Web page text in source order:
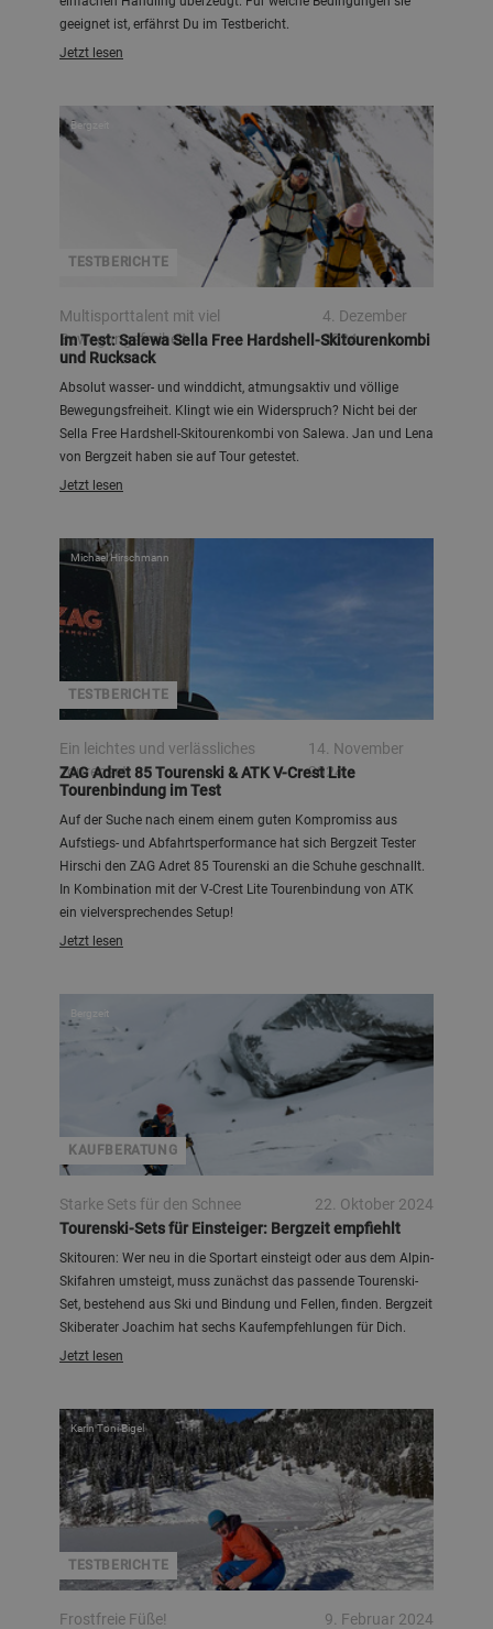
geeignet ist, erfährst Du im Testbericht.
Jetzt lesen
TESTBERICHTE
Bergzeit
Multisporttalent mit viel
Bewegungsfreiheit
4. Dezember
2024
Im Test: Salewa Sella Free Hardshell-Skitourenkombi
und Rucksack
Absolut wasser- und winddicht, atmungsaktiv und völlige
Bewegungsfreiheit. Klingt wie ein Widerspruch? Nicht bei der
Sella Free Hardshell-Skitourenkombi von Salewa. Jan und Lena
von Bergzeit haben sie auf Tour getestet.
Jetzt lesen
TESTBERICHTE
Michael Hirschmann
Ein leichtes und verlässliches
Tourenset
14. November
2024
ZAG Adret 85 Tourenski & ATK V-Crest Lite
Tourenbindung im Test
Auf der Suche nach einem einem guten Kompromiss aus
Aufstiegs- und Abfahrtsperformance hat sich Bergzeit Tester
Hirschi den ZAG Adret 85 Tourenski an die Schuhe geschnallt.
In Kombination mit der V-Crest Lite Tourenbindung von ATK
ein vielversprechendes Setup!
Jetzt lesen
KAUFBERATUNG
Bergzeit
Starke Sets für den Schnee
22. Oktober 2024
Tourenski-Sets für Einsteiger: Bergzeit empfiehlt
Skitouren: Wer neu in die Sportart einsteigt oder aus dem Alpin-
Skifahren umsteigt, muss zunächst das passende Tourenski-
Set, bestehend aus Ski und Bindung und Fellen, finden. Bergzeit
Skiberater Joachim hat sechs Kaufempfehlungen für Dich.
Jetzt lesen
TESTBERICHTE
Karin Toni Bigel
Frostfreie Füße!
9. Februar 2024